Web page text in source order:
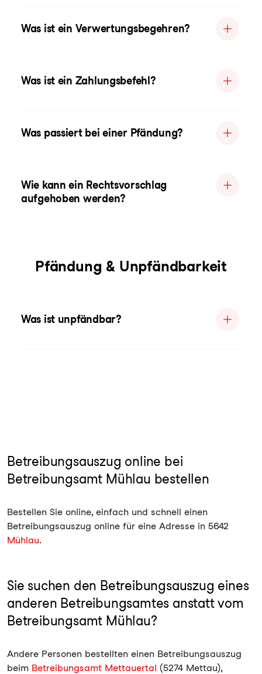
Was ist ein Verwertungsbegehren?
Was ist ein Zahlungsbefehl?
Was passiert bei einer Pfändung?
Wie kann ein Rechtsvorschlag
aufgehoben werden?
Pfändung & Unpfändbarkeit
Was ist unpfändbar?
Betreibungsauszug online bei
Betreibungsamt Mühlau bestellen
Bestellen Sie online, einfach und schnell einen
Betreibungsauszug online für eine Adresse in 5642
Mühlau.
Sie suchen den Betreibungsauszug eines
anderen Betreibungsamtes anstatt vom
Betreibungsamt Mühlau?
Andere Personen bestellten einen Betreibungsauszug
beim Betreibungsamt Mettauertal (5274 Mettau),